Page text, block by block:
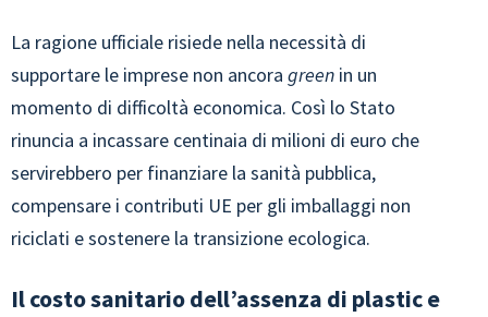
La ragione ufficiale risiede nella necessità di
supportare le imprese non ancora green in un
momento di difficoltà economica. Così lo Stato
rinuncia a incassare centinaia di milioni di euro che
servirebbero per finanziare la sanità pubblica,
compensare i contributi UE per gli imballaggi non
riciclati e sostenere la transizione ecologica.
Il costo sanitario dell’assenza di plastic e